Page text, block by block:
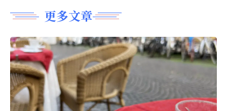
更多文章